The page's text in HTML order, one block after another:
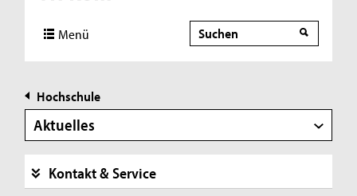
Menü Suche
Hochschule
Aktuelles
Kontakt & Service